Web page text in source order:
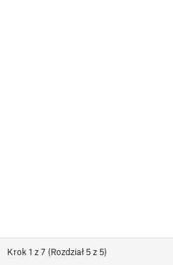
Krok 1 z7 (Rozdział 5z 5)